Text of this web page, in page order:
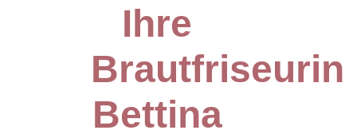
Ihre
Brautfriseurin
Bettina